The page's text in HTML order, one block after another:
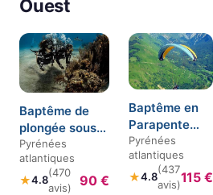
Ouest
Baptême de
plongée sous-
marine près de
Biarritz
Pyrénées
atlantiques
★4.8
(470
avis)
90 €
Baptême en
Parapente
près de Pau
Pyrénées
atlantiques
★4.8
(437
avis)115 €